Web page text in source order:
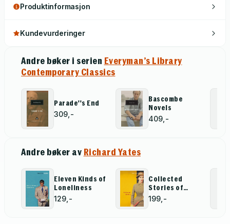
Produktinformasjon
Kundevurderinger
Andre bøker i serien Everyman’s Library
Contemporary Classics
Parade''s End
309,-
Bascombe
Novels
409,-
Andre bøker av Richard Yates
Eleven Kinds of
Loneliness
129,-
Collected
Stories of
Richard Yates
199,-